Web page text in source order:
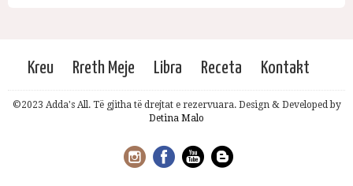
Kreu Rreth Meje Libra Receta Kontakt
©2023 Adda's All. Të gjitha të drejtat e rezervuara. Design & Developed by
Detina Malo